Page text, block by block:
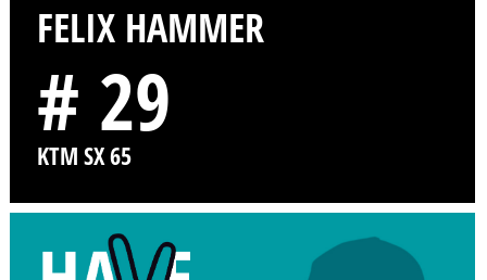
FELIX HAMMER
# 29
KTM SX 65